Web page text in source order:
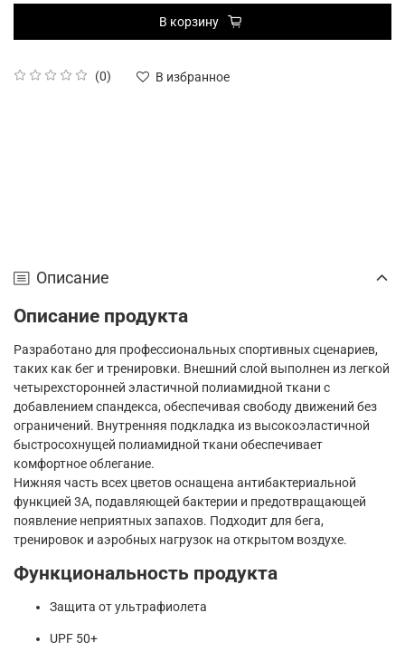
(0) В избранное
В корзину
Описание
Описание продукта
Разработано для профессиональных спортивных сценариев,
таких как бег и тренировки. Внешний слой выполнен из легкой
четырехсторонней эластичной полиамидной ткани с
добавлением спандекса, обеспечивая свободу движений без
ограничений. Внутренняя подкладка из высокоэластичной
быстросохнущей полиамидной ткани обеспечивает
комфортное облегание.
Нижняя часть всех цветов оснащена антибактериальной
функцией 3A, подавляющей бактерии и предотвращающей
появление неприятных запахов. Подходит для бега,
тренировок и аэробных нагрузок на открытом воздухе.
Функциональность продукта
Защита от ультрафиолета
UPF 50+